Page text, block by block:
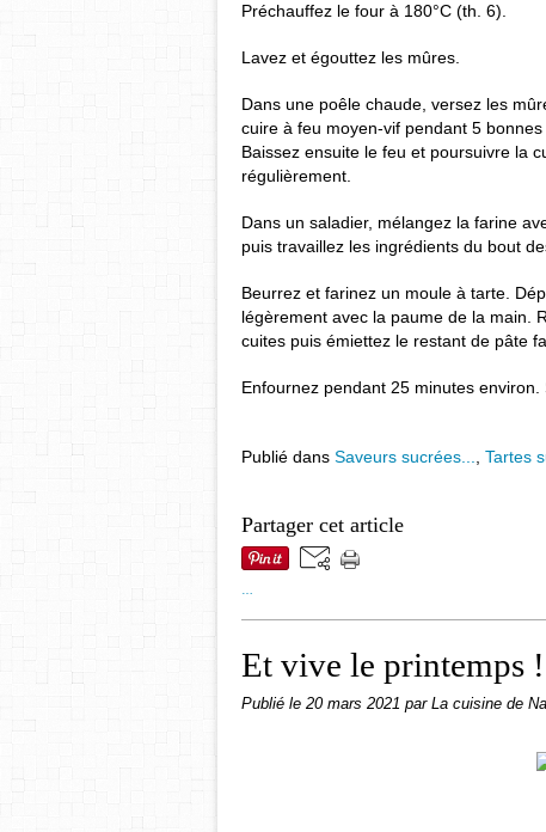
Préchauffez le four à 180°C (th. 6).
Lavez et égouttez les mûres.
Dans une poêle chaude, versez les
cuire à feu moyen-vif pendant 5
Baissez ensuite le feu et poursuivre la
régulièrement.
Dans un saladier, mélangez la farine
puis travaillez les ingrédients du bout
Beurrez et farinez un moule à tarte.
légèrement avec la paume de la main.
cuites puis émiettez le restant de pâte
Enfournez pendant 25 minutes environ.
Publié dans Saveurs sucrées... Tartes
Partager cet article
Et vive le printemps !
Publié le 20 mars 2021 par La cuisine de